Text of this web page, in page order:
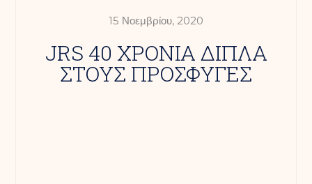
15 Νοεμβρίου, 2020
JRS 40 ΧΡΟΝΙΑ ΔΙΠΛΑ
ΣΤΟΥΣ ΠΡΟΣΦΥΓΕΣ